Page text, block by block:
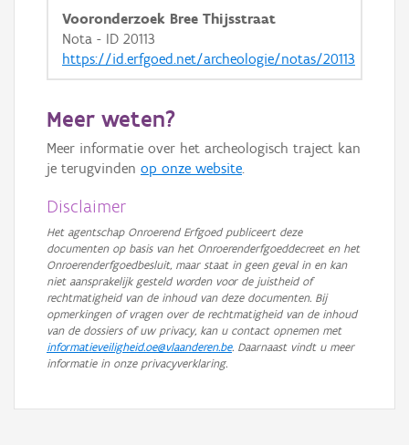
GRB-Basiskaart in grijswaarden
Vooronderzoek Bree Thijsstraat
Nota - ID 20113
https://id.erfgoed.net/archeologie/notas/20113
Meer weten?
Meer informatie over het archeologisch traject kan
je terugvinden op onze website.
Disclaimer
Het agentschap Onroerend Erfgoed publiceert deze
documenten op basis van het Onroerenderfgoeddecreet en het
Onroerenderfgoedbesluit, maar staat in geen geval in en kan
niet aansprakelijk gesteld worden voor de juistheid of
rechtmatigheid van de inhoud van deze documenten. Bij
opmerkingen of vragen over de rechtmatigheid van de inhoud
van de dossiers of uw privacy, kan u contact opnemen met
informatieveiligheid.oe@vlaanderen.be. Daarnaast vindt u meer
informatie in onze privacyverklaring.